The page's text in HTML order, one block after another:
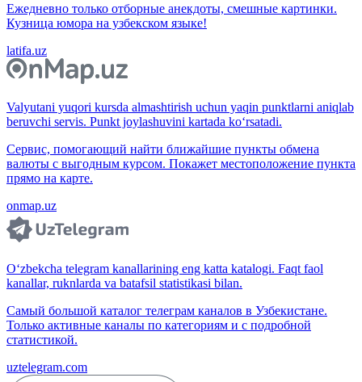
Ежедневно только отборные анекдоты, смешные картинки.
Кузница юмора на узбекском языке!
latifa.uz
Valyutani yuqori kursda almashtirish uchun yaqin punktlarni aniqlab
beruvchi servis. Punkt joylashuvini kartada ko‘rsatadi.
Сервис, помогающий найти ближайшие пункты обмена
валюты с выгодным курсом. Покажет местоположение пункта
прямо на карте.
onmap.uz
O‘zbekcha telegram kanallarining eng katta katalogi. Faqt faol
kanallar, ruknlarda va batafsil statistikasi bilan.
Самый большой каталог телеграм каналов в Узбекистане.
Только активные каналы по категориям и с подробной
статистикой.
uztelegram.com